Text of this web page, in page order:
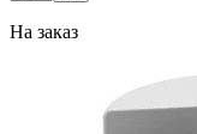
На заказ